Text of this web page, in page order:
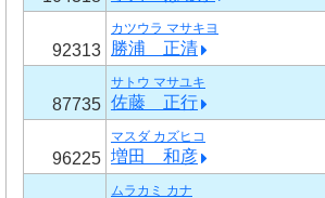
92313
カツウラ マサキヨ
勝浦 正清
87735
サトウ マサユキ
佐藤 正行
96225
マスダ カズヒコ
増田 和彦
ムラカミ カナ